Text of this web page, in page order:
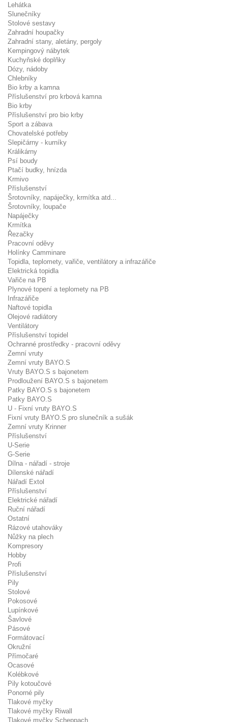
Lehátka
Slunečníky
Stolové sestavy
Zahradní houpačky
Zahradní stany, aletány, pergoly
Kempingový nábytek
Kuchyňské doplňky
Dózy, nádoby
Chlebníky
Bio krby a kamna
Příslušenství pro krbová kamna
Bio krby
Příslušenství pro bio krby
Sport a zábava
Chovatelské potřeby
Slepičárny - kurníky
Králikárny
Psí boudy
Ptačí budky, hnízda
Krmivo
Příslušenství
Šrotovníky, napáječky, krmítka atd...
Šrotovníky, loupače
Napáječky
Krmítka
Řezačky
Pracovní oděvy
Holínky Camminare
Topidla, teplomety, vařiče, ventilátory a infrazářiče
Elektrická topidla
Vařiče na PB
Plynové topení a teplomety na PB
Infrazářiče
Naftové topidla
Olejové radiátory
Ventilátory
Příslušenství topidel
Ochranné prostředky - pracovní oděvy
Zemní vruty
Zemní vruty BAYO.S
Vruty BAYO.S s bajonetem
Prodloužení BAYO.S s bajonetem
Patky BAYO.S s bajonetem
Patky BAYO.S
U - Fixní vruty BAYO.S
Fixní vruty BAYO.S pro slunečník a sušák
Zemní vruty Krinner
Příslušenství
U-Serie
G-Serie
Dílna - nářadí - stroje
Dílenské nářadí
Nářadí Extol
Příslušenství
Elektrické nářadí
Ruční nářadí
Ostatní
Rázové utahováky
Nůžky na plech
Kompresory
Hobby
Profi
Příslušenství
Pily
Stolové
Pokosové
Lupínkové
Šavlové
Pásové
Formátovací
Okružní
Přímočaré
Ocasové
Kolébkové
Pily kotoučové
Ponorné pily
Tlakové myčky
Tlakové myčky Riwall
Tlakové myčky Scheppach